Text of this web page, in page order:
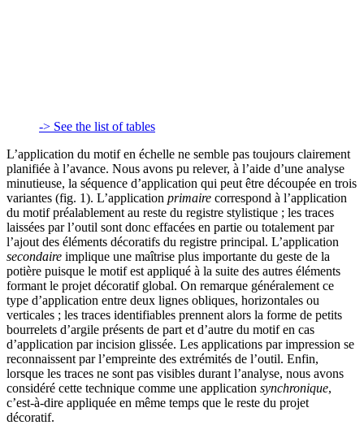
-> See the list of tables
L’application du motif en échelle ne semble pas toujours clairement
planifiée à l’avance. Nous avons pu relever, à l’aide d’une analyse
minutieuse, la séquence d’application qui peut être découpée en trois
variantes (fig. 1). L’application primaire correspond à l’application
du motif préalablement au reste du registre stylistique ; les traces
laissées par l’outil sont donc effacées en partie ou totalement par
l’ajout des éléments décoratifs du registre principal. L’application
secondaire implique une maîtrise plus importante du geste de la
potière puisque le motif est appliqué à la suite des autres éléments
formant le projet décoratif global. On remarque généralement ce
type d’application entre deux lignes obliques, horizontales ou
verticales ; les traces identifiables prennent alors la forme de petits
bourrelets d’argile présents de part et d’autre du motif en cas
d’application par incision glissée. Les applications par impression se
reconnaissent par l’empreinte des extrémités de l’outil. Enfin,
lorsque les traces ne sont pas visibles durant l’analyse, nous avons
considéré cette technique comme une application synchronique,
c’est-à-dire appliquée en même temps que le reste du projet
décoratif.